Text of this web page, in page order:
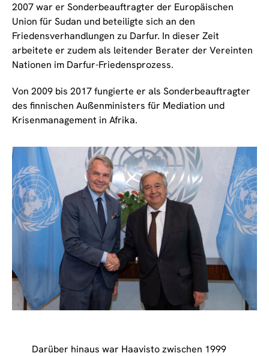
2007 war er Sonderbeauftragter der Europäischen
Union für Sudan und beteiligte sich an den
Friedensverhandlungen zu Darfur. In dieser Zeit
arbeitete er zudem als leitender Berater der Vereinten
Nationen im Darfur-Friedensprozess.
Von 2009 bis 2017 fungierte er als Sonderbeauftragter
des finnischen Außenministers für Mediation und
Krisenmanagement in Afrika.
Darüber hinaus war Haavisto zwischen 1999